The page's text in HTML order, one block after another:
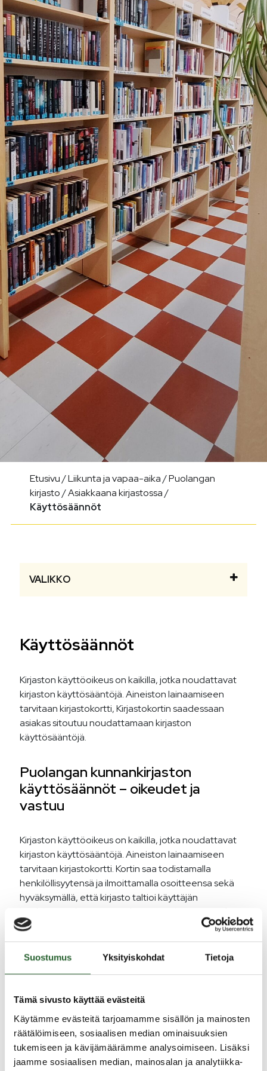
Suostumus Yksityiskohdat Tietoja
Tämä sivusto käyttää evästeitä
Käytämme evästeitä tarjoamamme sisällön ja mainosten
räätälöimiseen, sosiaalisen median ominaisuuksien
tukemiseen ja kävijämäärämme analysoimiseen. Lisäksi
jaamme sosiaalisen median, mainosalan ja analytiikka-
Etusivu/Liikunta ja vapaa-aika/Puolangan
kirjasto/Asiakkaana kirjastossa/
Käyttösäännöt
VALIKKO
Käyttösäännöt
Kirjaston käyttöoikeus on kaikilla, jotka noudattavat
kirjaston käyttösääntöjä. Aineiston lainaamiseen
tarvitaan kirjastokortti, Kirjastokortin saadessaan
asiakas sitoutuu noudattamaan kirjaston
käyttösääntöjä.
Puolangan kunnankirjaston
käyttösäännöt – oikeudet ja
vastuu
Kirjaston käyttöoikeus on kaikilla, jotka noudattavat
kirjaston käyttösääntöjä. Aineiston lainaamiseen
tarvitaan kirjastokortti. Kortin saa todistamalla
henkilöllisyytensä ja ilmoittamalla osoitteensa sekä
hyväksymällä, että kirjasto taltioi käyttäjän
sitoutuu noudattamaan kirjaston käyttösääntöjä.
Puolangan kirjaston lisäksi Hyrynsalmen, Kajaanin,
Kuhmon, Paltamon, Ristijärven, Sotkamon ja
voi lunastaa uuden kortin todistettuaan
henkilöllisyytensä. Kortin katoamisesta on
ilmoitettava kirjastoon heti. Osoitteen- ja
nimenmuutokset on ilmoitettava kirjastoon.